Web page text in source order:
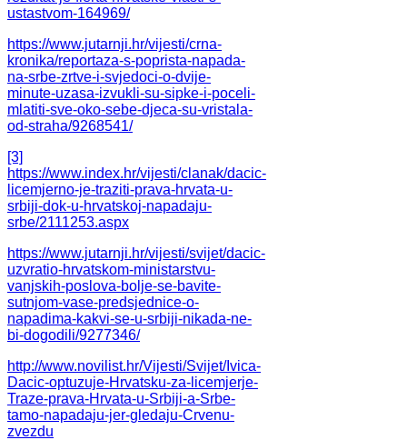
ustastvom-164969/
https://www.jutarnji.hr/vijesti/crna-
kronika/reportaza-s-poprista-napada-
na-srbe-zrtve-i-svjedoci-o-dvije-
minute-uzasa-izvukli-su-sipke-i-poceli-
mlatiti-sve-oko-sebe-djeca-su-vristala-
od-straha/9268541/
[3]
https://www.index.hr/vijesti/clanak/dacic-
licemjerno-je-traziti-prava-hrvata-u-
srbiji-dok-u-hrvatskoj-napadaju-
srbe/2111253.aspx
https://www.jutarnji.hr/vijesti/svijet/dacic-
uzvratio-hrvatskom-ministarstvu-
vanjskih-poslova-bolje-se-bavite-
sutnjom-vase-predsjednice-o-
napadima-kakvi-se-u-srbiji-nikada-ne-
bi-dogodili/9277346/
http://www.novilist.hr/Vijesti/Svijet/Ivica-
Dacic-optuzuje-Hrvatsku-za-licemjerje-
Traze-prava-Hrvata-u-Srbiji-a-Srbe-
tamo-napadaju-jer-gledaju-Crvenu-
zvezdu